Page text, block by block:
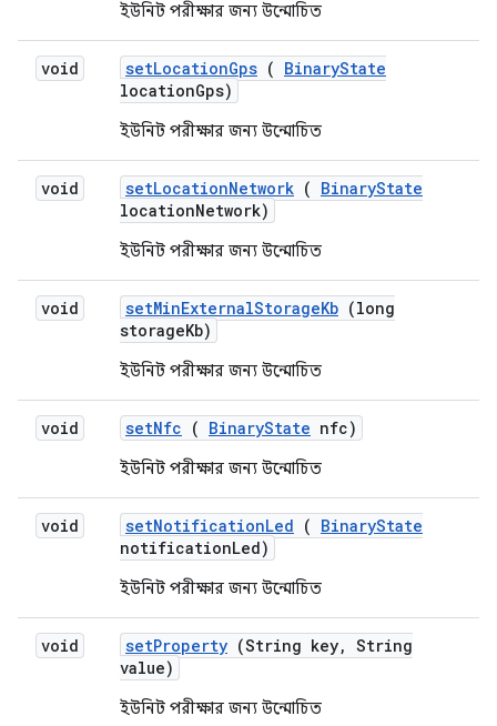
ইউনিট পরীক্ষার জন্য উন্মোচিত
void setLocationGps ( BinaryState
locationGps)
ইউনিট পরীক্ষার জন্য উন্মোচিত
void setLocationNetwork ( BinaryState
locationNetwork)
ইউনিট পরীক্ষার জন্য উন্মোচিত
void setMinExternalStorageKb (long
storageKb)
ইউনিট পরীক্ষার জন্য উন্মোচিত
void setNfc ( BinaryState nfc)
ইউনিট পরীক্ষার জন্য উন্মোচিত
void setNotificationLed ( BinaryState
notificationLed)
ইউনিট পরীক্ষার জন্য উন্মোচিত
void setProperty (String key, String
value)
ইউনিট পরীক্ষার জন্য উন্মোচিত